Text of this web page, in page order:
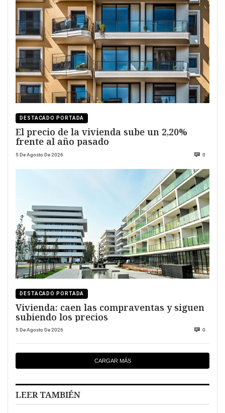
DESTACADO PORTADA
El precio de la vivienda sube un 2,20%
frente al año pasado
5 De Agosto De 2026 0
DESTACADO PORTADA
Vivienda: caen las compraventas y siguen
subiendo los precios
5 De Agosto De 2026 0
CARGAR MÁS
LEER TAMBIÉN